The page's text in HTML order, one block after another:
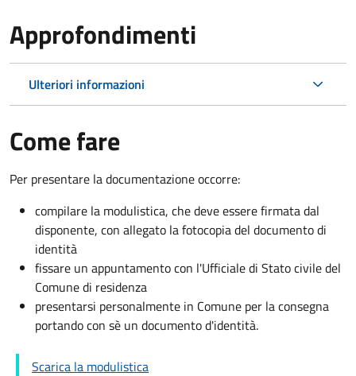
Approfondimenti
Ulteriori informazioni
Come fare
Per presentare la documentazione occorre:
compilare la modulistica, che deve essere firmata dal
disponente, con allegato la fotocopia del documento di
identità
fissare un appuntamento con l'Ufficiale di Stato civile del
Comune di residenza
presentarsi personalmente in Comune per la consegna
portando con sè un documento d'identità.
Scarica la modulistica